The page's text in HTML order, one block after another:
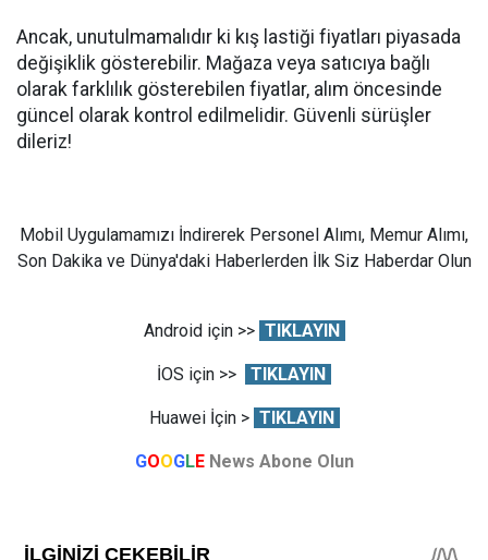
Ancak, unutulmamalıdır ki kış lastiği fiyatları piyasada
değişiklik gösterebilir. Mağaza veya satıcıya bağlı
olarak farklılık gösterebilen fiyatlar, alım öncesinde
güncel olarak kontrol edilmelidir. Güvenli sürüşler
dileriz!
Mobil Uygulamamızı İndirerek Personel Alımı, Memur Alımı,
Son Dakika ve Dünya'daki Haberlerden İlk Siz Haberdar Olun
Android için >> TIKLAYIN
İOS için >> TIKLAYIN
Huawei İçin > TIKLAYIN
GOOGLE News Abone Olun